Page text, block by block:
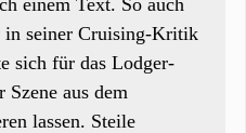
einem Text. So auch
in seiner Cruising-Kritik
sich für das Lodger-
aus dem
lassen. Steile